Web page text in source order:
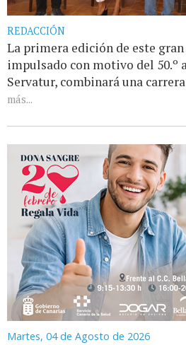
REDACCIÓN
La primera edición de este
impulsado con motivo del 50.º
Servatur, combinará una
más...
Martes, 04 de Agosto de 2026